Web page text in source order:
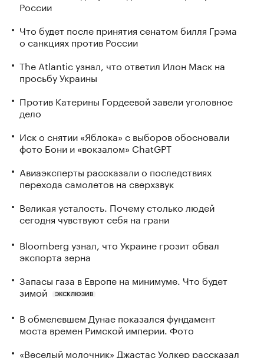
России
Что будет после принятия сенатом билля Грэма
о санкциях против России
The Atlantic узнал, что ответил Илон Маск на
просьбу Украины
Против Катерины Гордеевой завели уголовное
дело
Иск о снятии «Яблока» с выборов обосновали
фото Бони и «вокзалом» ChatGPT
Авиаэксперты рассказали о последствиях
перехода самолетов на сверхзвук
Великая усталость. Почему столько людей
сегодня чувствуют себя на грани
Bloomberg узнал, что Украине грозит обвал
экспорта зерна
Запасы газа в Европе на минимуме. Что будет
зимой
ЭКСКЛЮЗИВ
В обмелевшем Дунае показался фундамент
моста времен Римской империи. Фото
«Веселый молочник» Джастас Уолкер рассказал